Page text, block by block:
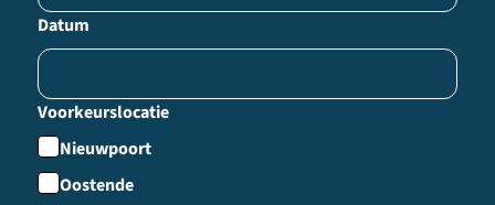
Datum
Voorkeurslocatie
Nieuwpoort
Oostende